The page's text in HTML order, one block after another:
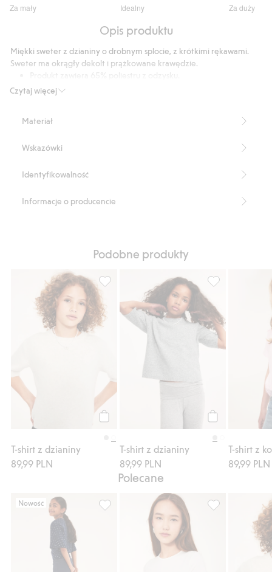
Za mały Idealny Za duży
na
4
głosów
Opis produktu
Czytaj więcej
Miękki sweter z dzianiny o drobnym splocie, z krótkimi rękawami.
Sweter ma okrągły dekolt i prążkowane krawędzie.
Numer artykułu
Materiał
Wskazówki
Identyfikowalność
Informacje o producencie
Podobne produkty
T-shirt z dzianiny
89,99 PLN
T-shirt z dzianiny, Dodaj do listy ulubione
T-shirt z dzianiny
89,99 PLN
T-shirt z
89,99 PLN
Polecane
Nowość
Rozgrzewające, rozszerzane ku dołowi,
Top z krótkim